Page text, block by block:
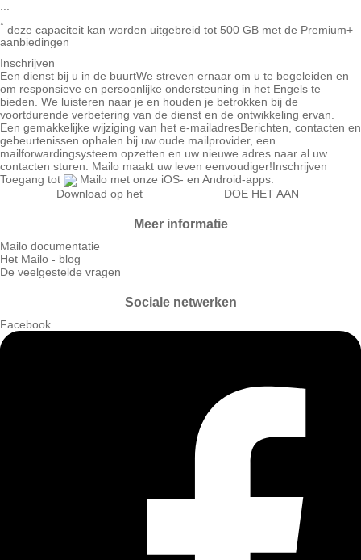
* deze capaciteit kan worden uitgebreid tot 500 GB met de Premium+
aanbiedingen
Inschrijven
Een dienst bij u in de buurtWe streven ernaar om u te begeleiden en
om responsieve en persoonlijke ondersteuning in het Engels te
bieden. We luisteren naar je en houden je betrokken bij de
voortdurende verbetering van de dienst en de ontwikkeling ervan.
Een gemakkelijke wijziging van het e-mailadresBerichten, contacten en
gebeurtenissen ophalen bij uw oude mailprovider, een
mailforwardingsysteem opzetten en uw nieuwe adres naar al uw
contacten sturen: Mailo maakt uw leven eenvoudiger!Inschrijven
Toegang tot
Mailo met onze iOS- en Android-apps.
Download op het
DOE HET AAN
Meer informatie
Mailo documentatie
Het Mailo - blog
De veelgestelde vragen
Sociale netwerken
Facebook